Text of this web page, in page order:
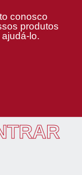
conosco
produtos
lo.